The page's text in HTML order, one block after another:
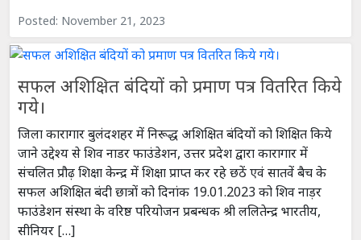
Posted: November 21, 2023
सफल अशिक्षित बंदियों को प्रमाण पत्र वितरित किये
गये।
जिला कारागार बुलंदशहर में निरूद्ध अशिक्षित बंदियों को शिक्षित किये
जाने उद्देश्य से शिव नाडर फाउंडेशन, उत्तर प्रदेश द्वारा कारागार में
संचलित प्रौढ़ शिक्षा केन्द्र में शिक्षा प्राप्त कर रहे छठें एवं सातवें बैच के
सफल अशिक्षित बंदी छात्रों को दिनांक 19.01.2023 को शिव नाड़र
फाउंडेशन संस्था के वरिष्ठ परियोजन प्रबन्धक श्री ललितेन्द्र भारतीय,
सीनियर […]